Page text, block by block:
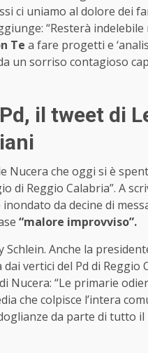
ci uniamo al dolore dei
“Resterà
Te a fare progetti e
un sorriso contagioso
il tweet di
Nucera che oggi si è
di Reggio Calabria”. A
da decine di
“malore improvviso”.
Anche la
vertici del Pd di Reggio
Nucera: “Le primarie
che colpisce l’intera
da parte di tutto